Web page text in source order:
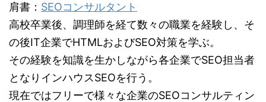
肩書： SEOコンサルタント
高校卒業後、調理師を経て数々の職業を経験し、そ
の後IT企業でHTMLおよびSEO対策を学ぶ。
その経験を知識を生かしながら各企業でSEO担当者
となりインハウスSEOを行う。
現在ではフリーで様々な企業のSEOコンサルティン